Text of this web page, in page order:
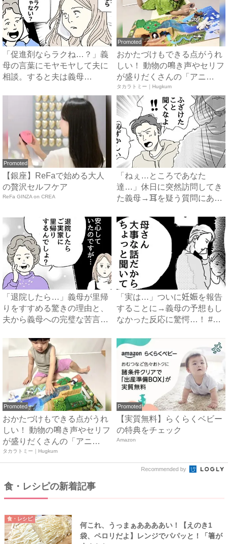
「促進剤ならラクね…？」義
母の言葉にモヤモヤして夫に
相談。すると夫は義母
Promoted
おかたづけもできる点がうれ
しい！ 動物の鳴き声やセリフ
が盛りだくさんの「アニ
ア ...
タカラトミー｜Hugkum
Promoted
【銀座】ReFaで始める大人
の贅沢セルフケア
ReFa GINZA on CREA
「ねぇ…ところであなた
達…」休日に突然訪問してき
た義母→耳を疑う質問にあ
「退院したら…」義母が里帰
りをすすめる驚きの理由と、
夫から義母への完璧な苦言
「実は…」ついに妊娠を報告
することに→義母の予想もし
なかった反応に驚愕…！ #
Promoted
おかたづけもできる点がうれ
しい！ 動物の鳴き声やセリフ
が盛りだくさんの「アニ
ア ...
タカラトミー｜Hugkum
Promoted
【実質無料】らくらくベビー
の特典をチェック
Amazon
Recommended by
食・レシピの新着記事
食・レシピ
何これ、うっまぁああああい！【えのき1
袋、ペロリだよ】レンジでパパッと！「箸が